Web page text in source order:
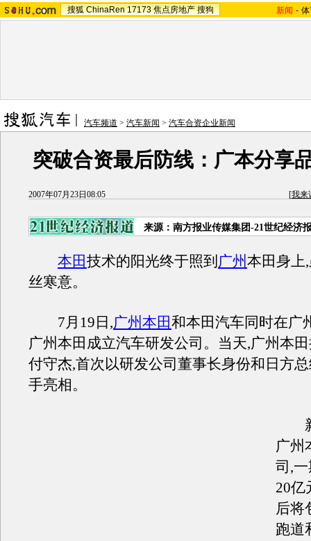
搜狐 ChinaRen 17173 焦点房地产 搜狗 新闻 -
汽车频道 > 汽车新闻 > 汽车合资企业新闻
突破合资最后防线：广本分享
2007年07月23日08:05 [我来
来源：南方报业传媒集团-21世纪经济
本田技术的阳光终于照到 广州本田身上
丝寒意。
7月19日,广州本田和本田汽车同时在广
广州本田成立汽车研发公司。当天,广州本
付守杰,首次以研发公司董事长身份和日方
手亮相。
新
广州
司,
20亿
后将
跑道